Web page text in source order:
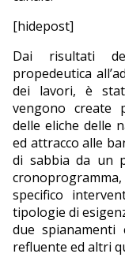
[hidepost]
Dai risultati
propedeutica
dei lavori, è
vengono create
delle eliche delle
ed attracco alle
di sabbia da un
specifico
tipologie di
due spianamenti
refluente ed altri